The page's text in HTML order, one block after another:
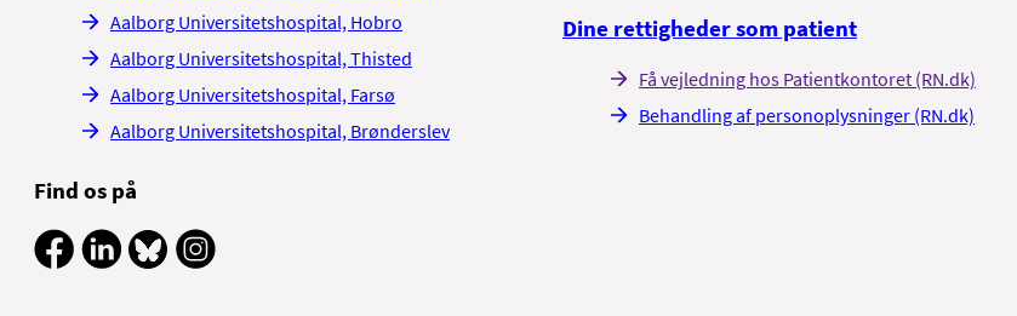
Aalborg Universitetshospital, Hobro
Aalborg Universitetshospital, Thisted
Aalborg Universitetshospital, Farsø
Aalborg Universitetshospital, Brønderslev
Find os på
Dine rettigheder som patient
Få vejledning hos Patientkontoret (RN.dk)
Behandling af personoplysninger (RN.dk)